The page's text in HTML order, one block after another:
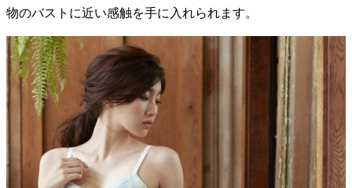
物のバストに近い感触を手に入れられます。